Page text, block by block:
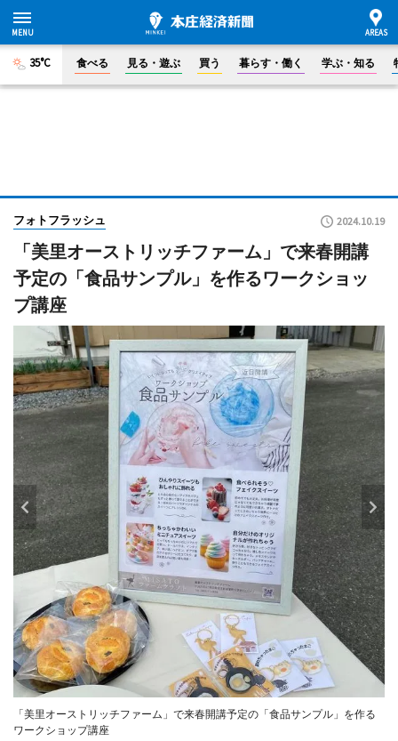
35°C 食べる 見る・遊ぶ 買う 暮らす・働く 学ぶ・知る
フォトフラッシュ 2024.10.19
「美里オーストリッチファーム」で来春開講
予定の「食品サンプル」を作るワークショッ
プ講座
「美里オーストリッチファーム」で来春開講予定の「食品サンプル」を作る
ワークショップ講座